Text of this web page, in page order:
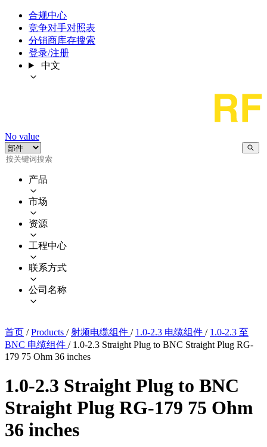
合规中心
竞争对手对照表
分销商库存搜索
登录/注册
中文
No value
产品
市场
资源
工程中心
联系方式
公司名称
首页 / Products / 射频电缆组件 / 1.0-2.3 电缆组件 / 1.0-2.3 至
BNC 电缆组件 / 1.0-2.3 Straight Plug to BNC Straight Plug RG-
179 75 Ohm 36 inches
1.0-2.3 Straight Plug to BNC
Straight Plug RG-179 75 Ohm
36 inches